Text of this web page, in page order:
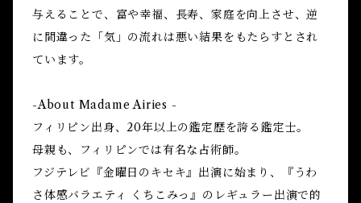
与えることで、富や幸福、長寿、家庭を向上させ、逆
に間違った「気」の流れは悪い結果をもたらすとされ
ています。
-About Madame Airies -
フィリピン出身、20年以上の鑑定歴を誇る鑑定士。
母親も、フィリピンでは有名な占術師。
フジテレビ『金曜日のキセキ』出演に始まり、『うわ
さ体感バラエティ くちこみっ』のレギュラー出演で的